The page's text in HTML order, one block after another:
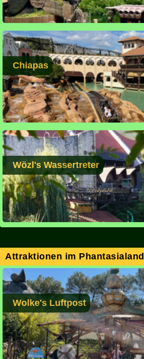
Chiapas
Wözl's Wassertreter
Attraktionen im Phantasialand
Wolke's Luftpost